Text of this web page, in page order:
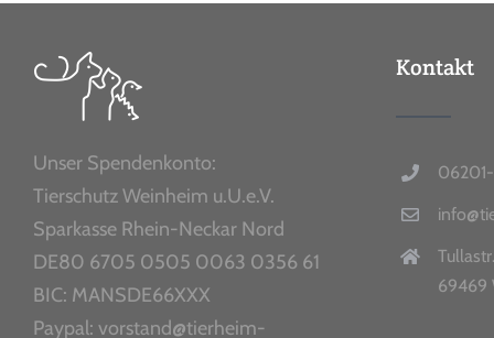
Unser Spendenkonto:
Tierschutz Weinheim u.U.e.V.
Sparkasse Rhein-Neckar Nord
DE80 6705 0505 0063 0356 61
BIC: MANSDE66XXX
Paypal: vorstand@tierheim-
Kontakt
69469